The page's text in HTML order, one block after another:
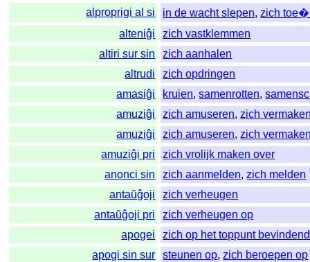
alproprigi al si
in de wacht slepen,zich
alteniĝi
zich vastklemmen
altiri sur sin
zich aanhalen
altrudi
zich opdringen
amasiĝi
kruien,samenrotten,
amuziĝi
zich amuseren,zich
amuziĝi
zich amuseren,zich
amuziĝi pri
zich vrolijk maken over
anonci sin
zich aanmelden,zich melden
antaŭĝoji
zich verheugen
antaŭĝoji pri
zich verheugen op
apogei
zich op het toppunt bevindend
apogi sin sur
steunen op,zich beroepen op